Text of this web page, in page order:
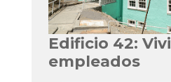
Edificio 42:
empleados